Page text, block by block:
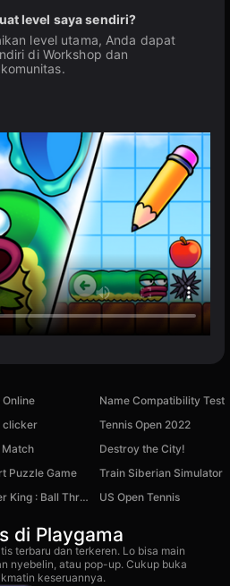
level saya sendiri?
level utama, Anda dapat
di Workshop dan
Name Compatibility Test
clicker
Tennis Open 2022
Destroy the City!
Puzzle Game
Train Siberian Simulator
Shooter King : Ball Throw US Open Tennis
di Playgama
terbaru dan terkeren. Lo bisa main
nyebelin, atau pop-up. Cukup buka
keseruannya.